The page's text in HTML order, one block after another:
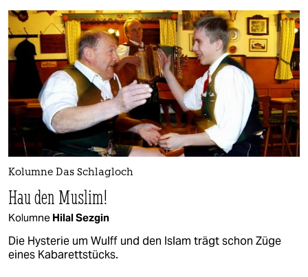
Kolumne Das Schlagloch
Hau den Muslim!
Kolumne Hilal Sezgin
Die Hysterie um Wulff und den Islam trägt schon Züge
eines Kabarettstücks.